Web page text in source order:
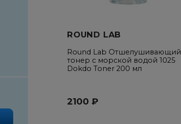
ROUND LAB
Round Lab Отшелушивающий
тонер с морской водой 1025
Dokdo Toner 200 мл
2100 ₽